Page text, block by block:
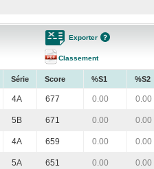
Exporter
Classement
Série Score %S1 %S2
4A 677 0.00 0.00
5B 671 0.00 0.00
4A 659 0.00 0.00
5A 651 0.00 0.00